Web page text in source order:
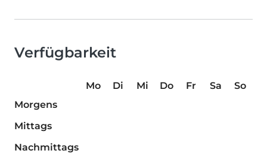
Verfügbarkeit
Mo Di Mi Do Fr Sa
So
Morgens
Mittags
Nachmittags